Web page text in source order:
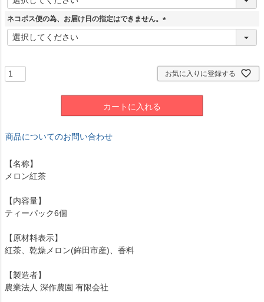
須
ネコポス便の為、お届け日の指定はできません。
(
お気に入りに登録する
カートに入れる
商品についてのお問い合わせ
【名称】
メロン紅茶
【内容量】
ティーパック6個
【原材料表示】
紅茶、乾燥メロン(鉾田市産)、香料
【製造者】
農業法人 深作農園 有限会社